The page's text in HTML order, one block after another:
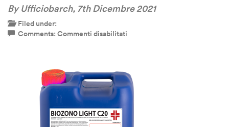
By Ufficiobarch, 7th Dicembre 2021
Filed under:
Comments: Commenti disabilitati
light
C20-
10LT-